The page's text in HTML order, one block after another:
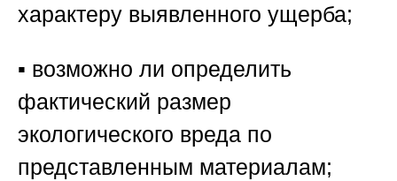
характеру выявленного ущерба;
▪️ возможно ли определить
фактический размер
экологического вреда по
представленным материалам;